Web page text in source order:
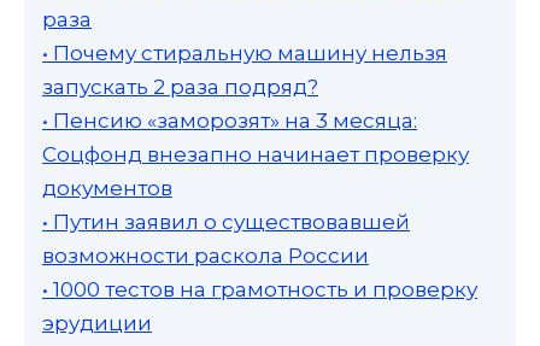
раза
• Почему стиральную машину нельзя
запускать 2 раза подряд?
• Пенсию «заморозят» на 3 месяца:
Соцфонд внезапно начинает проверку
документов
• Путин заявил о существовавшей
возможности раскола России
• 1000 тестов на грамотность и проверку
эрудиции